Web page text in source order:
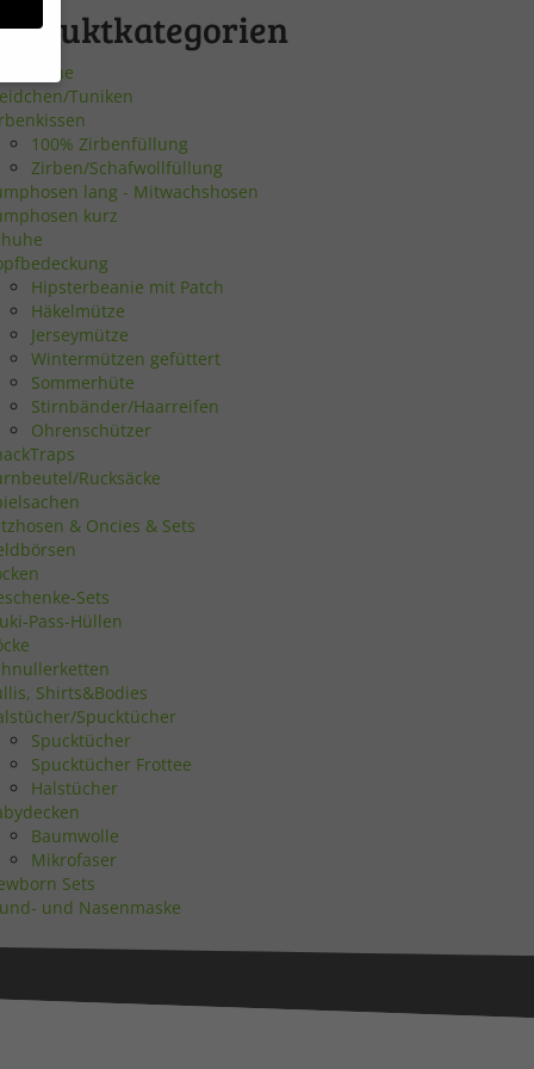
Tuniken
100% Zirbenfüllung
Zirben/Schafwollfüllung
lang - Mitwachshosen
kurz
Hipsterbeanie mit Patch
Häkelmütze
Jerseymütze
Wintermützen gefüttert
Sommerhüte
Stirnbänder/Haarreifen
Ohrenschützer
Rucksäcke
& Oncies & Sets
Sets
Pass-Hüllen
Shirts&Bodies
Spucktücher
Spucktücher
Spucktücher Frottee
Halstücher
Baumwolle
Mikrofaser
Sets
und Nasenmaske
Zurück
Statistiken
Marketing
Externe Medien